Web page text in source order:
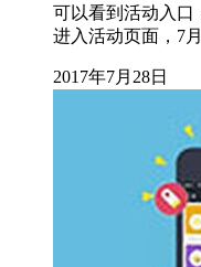
可以看到活动入口
进入活动页面，7
2017年7月28日